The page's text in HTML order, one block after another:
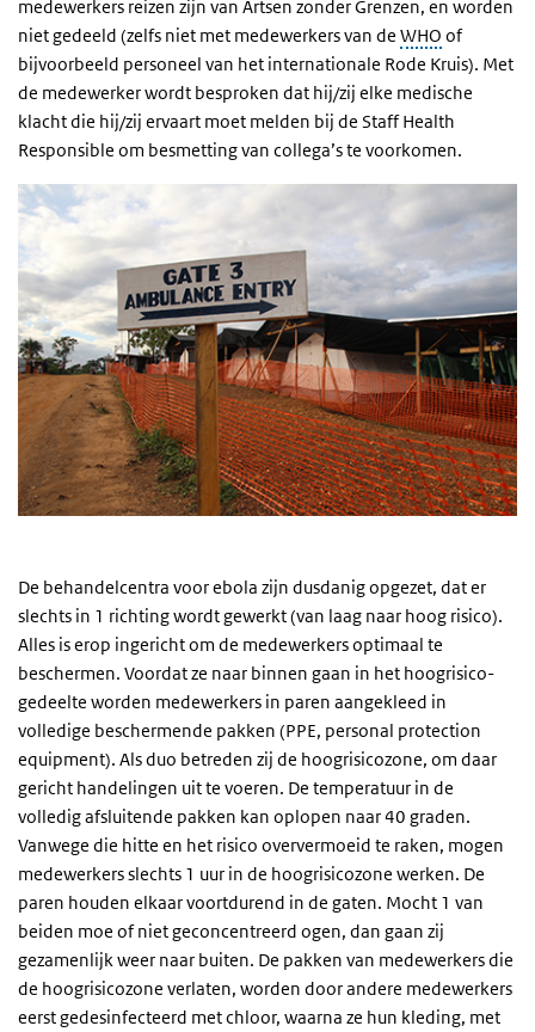
medewerkers reizen zijn van Artsen zonder Grenzen, en worden
niet gedeeld (zelfs niet met medewerkers van de WHO of
bijvoorbeeld personeel van het internationale Rode Kruis). Met
de medewerker wordt besproken dat hij/zij elke medische
klacht die hij/zij ervaart moet melden bij de Staff Health
Responsible om besmetting van collega’s te voorkomen.
De behandelcentra voor ebola zijn dusdanig opgezet, dat er
slechts in 1 richting wordt gewerkt (van laag naar hoog risico).
Alles is erop ingericht om de medewerkers optimaal te
beschermen. Voordat ze naar binnen gaan in het hoogrisico-
gedeelte worden medewerkers in paren aangekleed in
volledige beschermende pakken (PPE, personal protection
equipment). Als duo betreden zij de hoogrisicozone, om daar
gericht handelingen uit te voeren. De temperatuur in de
volledig afsluitende pakken kan oplopen naar 40 graden.
Vanwege die hitte en het risico oververmoeid te raken, mogen
medewerkers slechts 1 uur in de hoogrisicozone werken. De
paren houden elkaar voortdurend in de gaten. Mocht 1 van
beiden moe of niet geconcentreerd ogen, dan gaan zij
gezamenlijk weer naar buiten. De pakken van medewerkers die
de hoogrisicozone verlaten, worden door andere medewerkers
eerst gedesinfecteerd met chloor, waarna ze hun kleding, met